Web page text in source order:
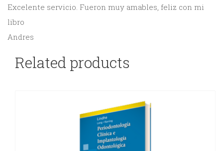
Excelente servicio. Fueron muy amables, feliz con mi
libro
Andres
Related products